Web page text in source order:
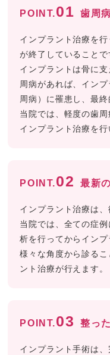
POINT.01 歯周
インプラント治療を
が終了していることで
インプラントは骨に
周病があれば、イン
周病）に罹患し、最終
当院では、軽度の歯周
インプラント治療を行
POINT.02 最新
インプラント治療は、
当院では、全ての症
析を行ってからインプ
様々な角度から診る
ント治療が行えます。
POINT.03 整っ
インプラント手術は、